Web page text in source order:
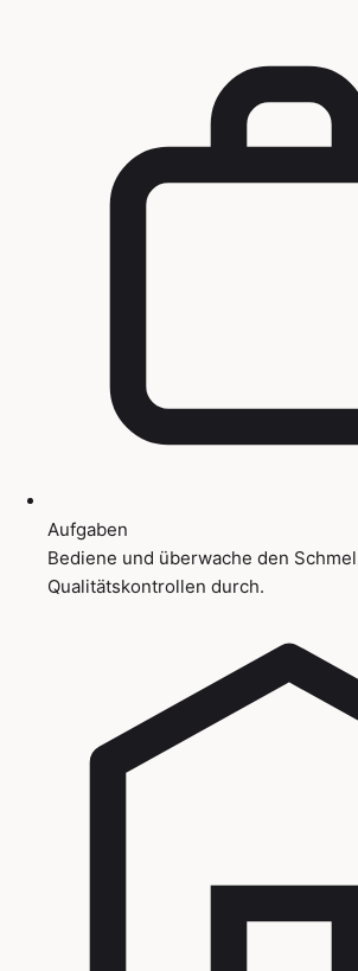
Aufgaben
Bediene und überwache den
Qualitätskontrollen durch.